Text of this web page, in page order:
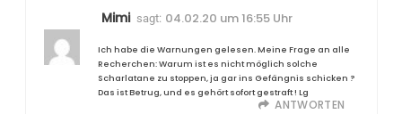
Mimi sagt: 04.02.20 um 16:55 Uhr
Ich habe die Warnungen gelesen. Meine Frage an alle
Recherchen: Warum ist es nicht möglich solche
Scharlatane zu stoppen, ja gar ins Gefängnis schicken ?
Das ist Betrug, und es gehört sofort gestraft ! Lg
ANTWORTEN